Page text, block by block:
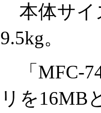
本体サイ
9.5kg。
「MFC-
リを16MB